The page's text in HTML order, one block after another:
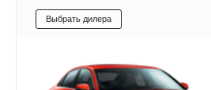
Выбрать дилера